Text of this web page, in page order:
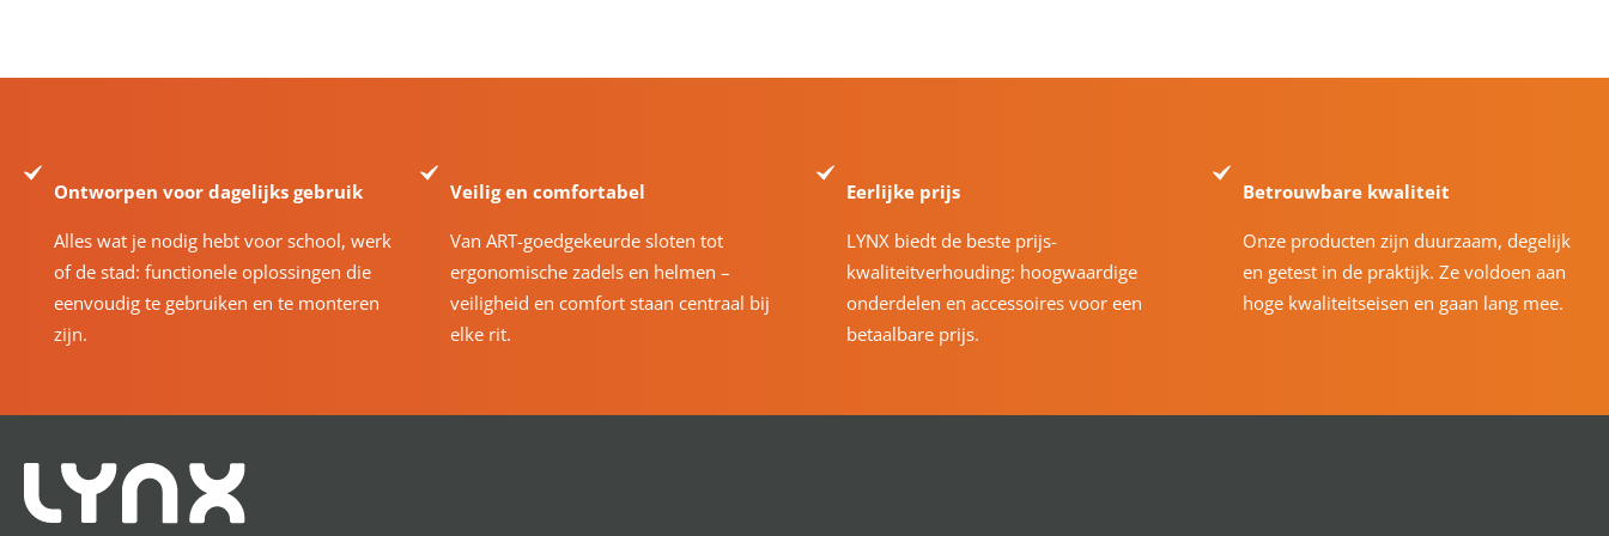
Ontworpen voor dagelijks gebruik
Alles wat je nodig hebt voor school, werk
of de stad: functionele oplossingen die
eenvoudig te gebruiken en te monteren
zijn.
Veilig en comfortabel
Van ART-goedgekeurde sloten tot
ergonomische zadels en helmen –
veiligheid en comfort staan centraal bij
elke rit.
Eerlijke prijs
LYNX biedt de beste prijs-
kwaliteitverhouding: hoogwaardige
onderdelen en accessoires voor een
betaalbare prijs.
Betrouwbare kwaliteit
Onze producten zijn duurzaam, degelijk
en getest in de praktijk. Ze voldoen aan
hoge kwaliteitseisen en gaan lang mee.